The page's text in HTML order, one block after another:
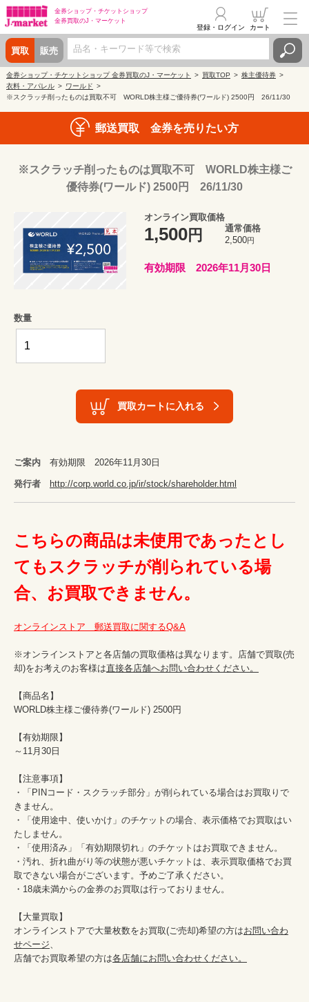
金券ショップ・ チケットショップ
金券買取のJ・マーケット
買取 販売
登録・ログイン カート
金券ショップ・チケットショップ 金券買取のJ・マーケット 買取TOP
株主優待券
衣料・アパレル
ワールド
※スクラッチ削ったものは買取不可 WORLD株主様ご優待券(ワールド) 2500円 26/11/30
郵送買取 金券を売りたい方
※スクラッチ削ったものは買取不可 WORLD株主様ご
優待券(ワールド) 2500円 26/11/30
オンライン買取価格
1,500円
通常価格
2,500円
有効期限 2026年11月30日
数量
買取カートに入れる
ご案内 有効期限 2026年11月30日
発行者 http://corp.world.co.jp/ir/stock/shareholder.html
こちらの商品は未使用であったとし
てもスクラッチが削られている場
合、お買取できません。
オンラインストア　郵送買取に関するQ&A
※オンラインストアと各店舗の買取価格は異なります。店舗で買取(売
却)をお考えのお客様は直接各店舗へお問い合わせください。
【商品名】
WORLD株主様ご優待券(ワールド) 2500円
【有効期限】
～11月30日
【注意事項】
・「PINコード・スクラッチ部分」が削られている場合はお買取りで
きません。
・「使用途中、使いかけ」のチケットの場合、表示価格でお買取はい
たしません。
・「使用済み」「有効期限切れ」のチケットはお買取できません。
・汚れ、折れ曲がり等の状態が悪いチケットは、表示買取価格でお買
取できない場合がございます。予めご了承ください。
・18歳未満からの金券のお買取は行っておりません。
【大量買取】
オンラインストアで大量枚数をお買取(ご売却)希望の方はお問い合わ
せページ
店舗でお買取希望の方は各店舗にお問い合わせください。